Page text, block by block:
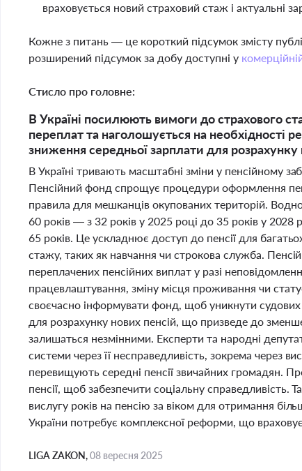
враховується новий страховий стаж і актуальні
Кожне з питань — це короткий підсумок змісту
розширений підсумок за добу доступні у
Стисло про головне:
В Україні посилюють вимоги до страхового
переплат та наголошується на необхідності
зниження середньої зарплати для розрахунку
В Україні тривають масштабні зміни у пенсійному
Пенсійний фонд спрощує процедури оформлення
правила для мешканців окупованих територій.
60 років — з 32 років у 2025 році до 35 років у
65 років. Це ускладнює доступ до пенсії для
стажу, таких як навчання чи строкова служба.
переплачених пенсійних виплат у разі
працевлаштування, зміну місця проживання чи
своєчасно інформувати фонд, щоб уникнути
для розрахунку нових пенсій, що призведе до
залишаться незмінними. Експерти та народні
системи через її несправедливість, зокрема через
перевищують середні пенсії звичайних громадян.
пенсії, щоб забезпечити соціальну справедливість.
вислугу років на пенсію за віком для отримання
України потребує комплексної реформи, що
LIGA ZAKON,08 вересня 2025